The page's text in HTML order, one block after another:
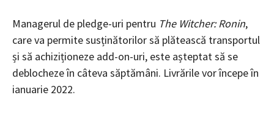
Managerul de pledge-uri pentru The Witcher: Ronin,
care va permite susținătorilor să plătească transportul
și să achiziționeze add-on-uri, este așteptat să se
deblocheze în câteva săptămâni. Livrările vor începe în
ianuarie 2022.